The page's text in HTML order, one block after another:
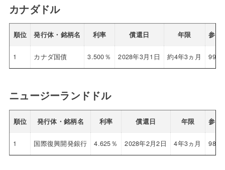
カナダドル
順位 発行体・銘柄名 利率 償還日 年限 参考
1 カナダ国債 3.500％ 2028年3月1日 約4年3ヵ月 99.33
ニュージーランドドル
順位 発行体・銘柄名 利率 償還日 年限 参考
1 国際復興開発銀行 4.625％ 2028年2月2日 4年3ヵ月 98.98